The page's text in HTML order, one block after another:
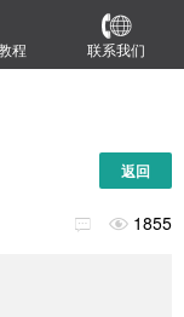
程 联系我们
返回
  1855